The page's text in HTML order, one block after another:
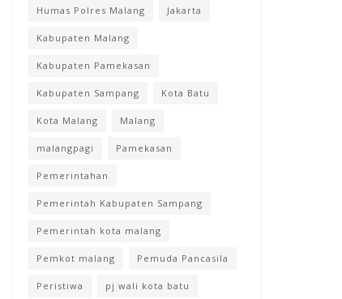
Humas Polres Malang Jakarta
Kabupaten Malang
Kabupaten Pamekasan
Kabupaten Sampang Kota Batu
Kota Malang Malang
malangpagi Pamekasan
Pemerintahan
Pemerintah Kabupaten Sampang
Pemerintah kota malang
Pemkot malang Pemuda Pancasila
Peristiwa pj wali kota batu